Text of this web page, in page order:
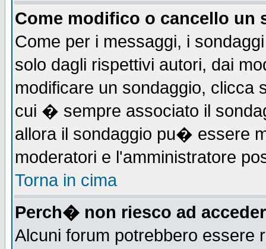
Come modifico o cancello un
Come per i messaggi, i
solo dagli rispettivi autori, dai
modificare un sondaggio, clicca
cui � sempre associato il
allora il sondaggio pu� essere
moderatori e l'amministratore
Torna in cima
Perch� non riesco ad
Alcuni forum potrebbero essere